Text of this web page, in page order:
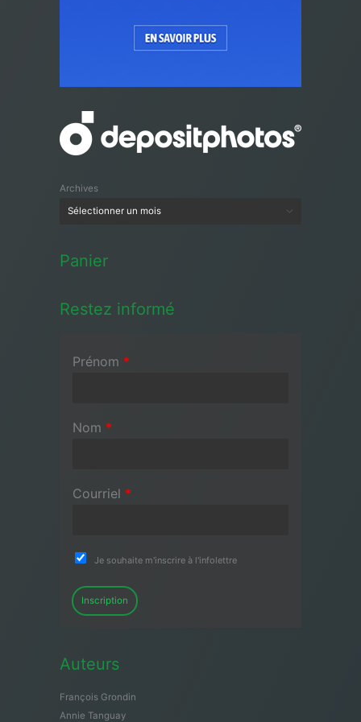
Archives
Panier
Restez informé
Prénom *
Nom *
Courriel *
Je souhaite m'inscrire à l'infolettre
Inscription
Auteurs
François Grondin
Annie Tanguay